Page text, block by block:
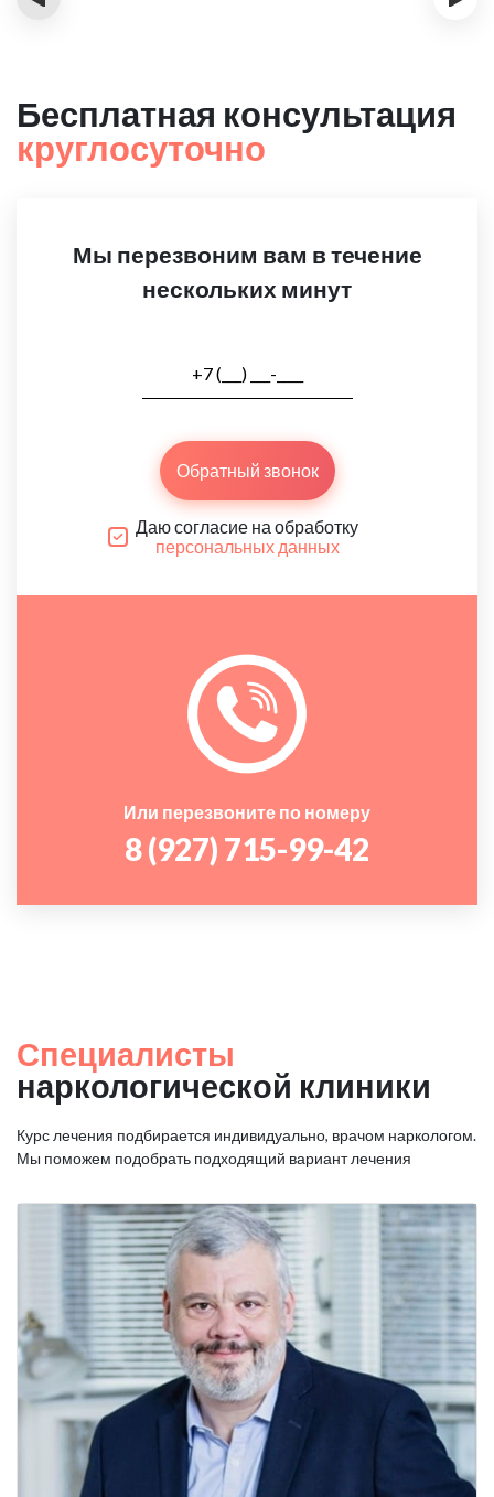
Бесплатная консультация
круглосуточно
Мы перезвоним вам в течение
нескольких минут
Обратный звонок
Даю согласие на обработку
персональных данных
Или перезвоните по номеру
8 (927) 715-99-42
Специалисты
наркологической клиники
Курс лечения подбирается индивидуально, врачом наркологом.
Мы поможем подобрать подходящий вариант лечения